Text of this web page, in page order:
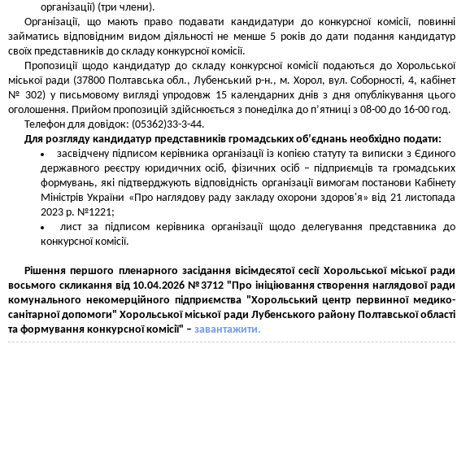
організації) (три члени).
Організації, що мають право подавати кандидатури до конкурсної комісії, повинні
займатись відповідним видом діяльності не менше 5 років до дати подання кандидатур
своїх представників до складу конкурсної комісії.
Пропозиції щодо кандидатур до складу конкурсної комісії подаються до Хорольської
міської ради (37800 Полтавська обл., Лубенський р-н., м. Хорол, вул. Соборності, 4, кабінет
№ 302) у письмовому вигляді упродовж 15 календарних днів з дня опублікування цього
оголошення. Прийом пропозицій здійснюється з понеділка до п’ятниці з 08-00 до 16-00 год.
Телефон для довідок: (05362)33-3-44.
Для розгляду кандидатур представників громадських об’єднань необхідно подати:
засвідчену підписом керівника організації із копією статуту та виписки з Єдиного
державного реєстру юридичних осіб, фізичних осіб – підприємців та громадських
формувань, які підтверджують відповідність організації вимогам постанови Кабінету
Міністрів України «Про наглядову раду закладу охорони здоров'я» від 21 листопада
2023 р. №1221;
лист за підписом керівника організації щодо делегування представника до
конкурсної комісії.
Рішення першого пленарного засідання вісімдесятої сесії Хорольської міської ради
восьмого скликання від 10.04.2026 №3712 "Про ініціювання створення наглядової ради
комунального некомерційного підприємства "Хорольський центр первинної медико-
санітарної допомоги" Хорольської міської ради Лубенського району Полтавської області
та формування конкурсної комісії" – завантажити.